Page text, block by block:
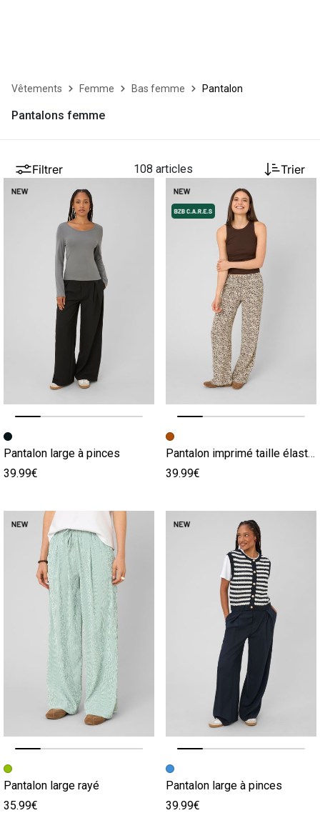
Vêtements Femme Bas femme Pantalon
Pantalons femme
Filtrer 108 articles Trier
Image précédente
Image suivante
Pantalon large à pinces
39.99€
Image précédente
Image suivante
Pantalon imprimé taille élastiquée
39.99€
Image précédente
Image suivante
Pantalon large rayé
35.99€
Image précédente
Image suivante
Pantalon large à pinces
39.99€